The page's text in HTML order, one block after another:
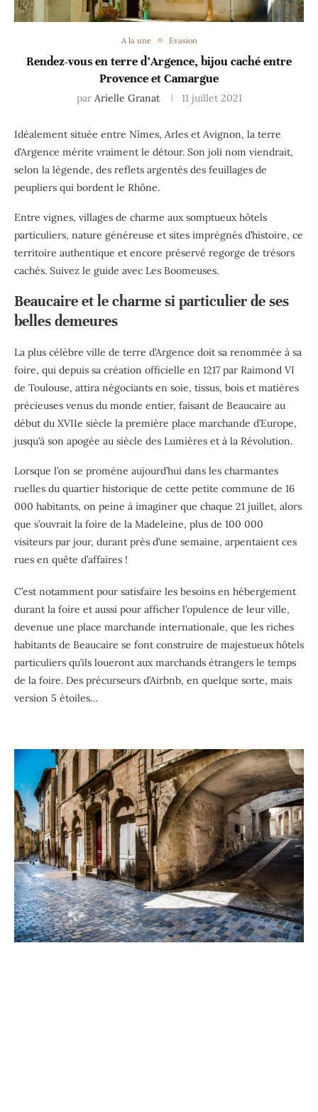
A la une Evasion
Rendez-vous en terre d’Argence, bijou caché entre
Provence et Camargue
par Arielle Granat 11 juillet 2021
Idéalement située entre Nîmes, Arles et Avignon, la terre
d’Argence mérite vraiment le détour. Son joli nom viendrait,
selon la légende, des reflets argentés des feuillages de
peupliers qui bordent le Rhône.
Entre vignes, villages de charme aux somptueux hôtels
particuliers, nature généreuse et sites imprégnés d’histoire, ce
territoire authentique et encore préservé regorge de trésors
cachés. Suivez le guide avec Les Boomeuses.
Beaucaire et le charme si particulier de ses
belles demeures
La plus célèbre ville de terre d’Argence doit sa renommée à sa
foire, qui depuis sa création officielle en 1217 par Raimond VI
de Toulouse, attira négociants en soie, tissus, bois et matières
précieuses venus du monde entier, faisant de Beaucaire au
début du XVIIe siècle la première place marchande d’Europe,
jusqu’à son apogée au siècle des Lumières et à la Révolution.
Lorsque l’on se promène aujourd’hui dans les charmantes
ruelles du quartier historique de cette petite commune de 16
000 habitants, on peine à imaginer que chaque 21 juillet, alors
que s’ouvrait la foire de la Madeleine, plus de 100 000
visiteurs par jour, durant près d’une semaine, arpentaient ces
rues en quête d’affaires !
C’est notamment pour satisfaire les besoins en hébergement
durant la foire et aussi pour afficher l’opulence de leur ville,
devenue une place marchande internationale, que les riches
habitants de Beaucaire se font construire de majestueux hôtels
particuliers qu’ils loueront aux marchands étrangers le temps
de la foire. Des précurseurs d’Airbnb, en quelque sorte, mais
version 5 étoiles…